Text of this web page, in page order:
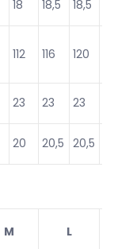
18 18,5 18,5
112 116 120
23 23 23
20 20,5 20,5
M L